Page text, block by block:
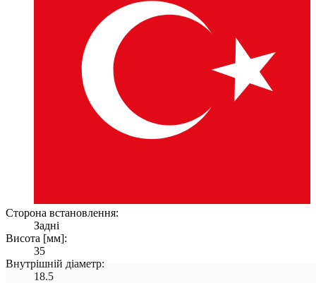
Сторона встановлення:
Задні
Висота [мм]:
35
Внутрішній діаметр:
18.5